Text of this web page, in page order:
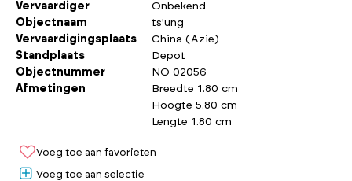
Vervaardiger
Onbekend
Objectnaam
ts'ung
Vervaardigingsplaats
China (Azië)
Standplaats
Depot
Objectnummer
NO 02056
Afmetingen
Breedte 1.80 cm
Hoogte 5.80 cm
Lengte 1.80 cm
Voeg toe aan favorieten
Voeg toe aan selectie